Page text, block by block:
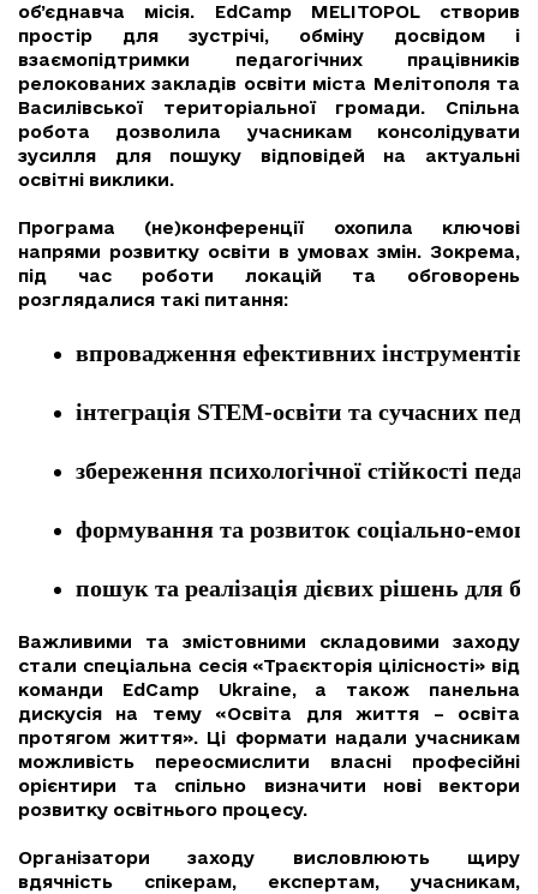
об’єднавча місія. EdCamp MELITOPOL створив
простір для зустрічі, обміну досвідом і
взаємопідтримки педагогічних працівників
релокованих закладів освіти міста Мелітополя та
Василівської територіальної громади. Спільна
робота дозволила учасникам консолідувати
зусилля для пошуку відповідей на актуальні
освітні виклики.
Програма (не)конференції охопила ключові
напрями розвитку освіти в умовах змін. Зокрема,
під час роботи локацій та обговорень
розглядалися такі питання:
впровадження ефективних
інтеграція STEM-освіти та сучасних
збереження психологічної стійкості
формування та розвиток соціально-
пошук та реалізація дієвих рішень для
Важливими та змістовними складовими заходу
стали спеціальна сесія «Траєкторія цілісності» від
команди EdCamp Ukraine, а також панельна
дискусія на тему «Освіта для життя – освіта
протягом життя». Ці формати надали учасникам
можливість переосмислити власні професійні
орієнтири та спільно визначити нові вектори
розвитку освітнього процесу.
Організатори заходу висловлюють щиру
вдячність спікерам, експертам, учасникам,